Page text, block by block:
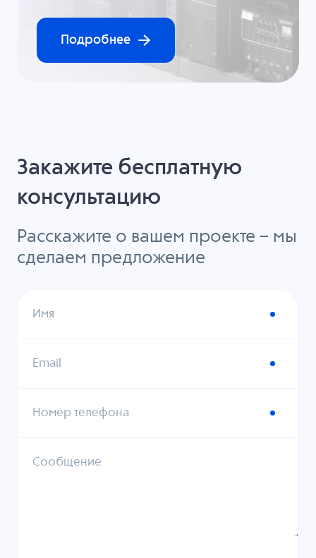
Подробнее
Закажите бесплатную
консультацию
Расскажите о вашем проекте – мы
сделаем предложение
Имя
Email
Номер телефона
Сообщение